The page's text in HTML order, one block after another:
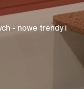
- nowe trendy i